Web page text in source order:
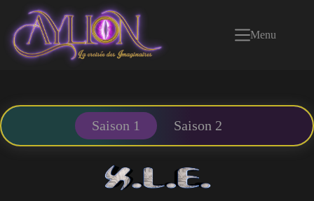
contenu
Menu
Saison 1 Saison 2